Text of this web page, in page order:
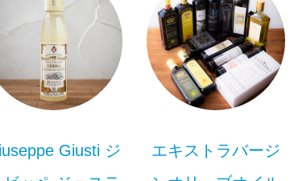
Giusti ジ
エキストラバージ